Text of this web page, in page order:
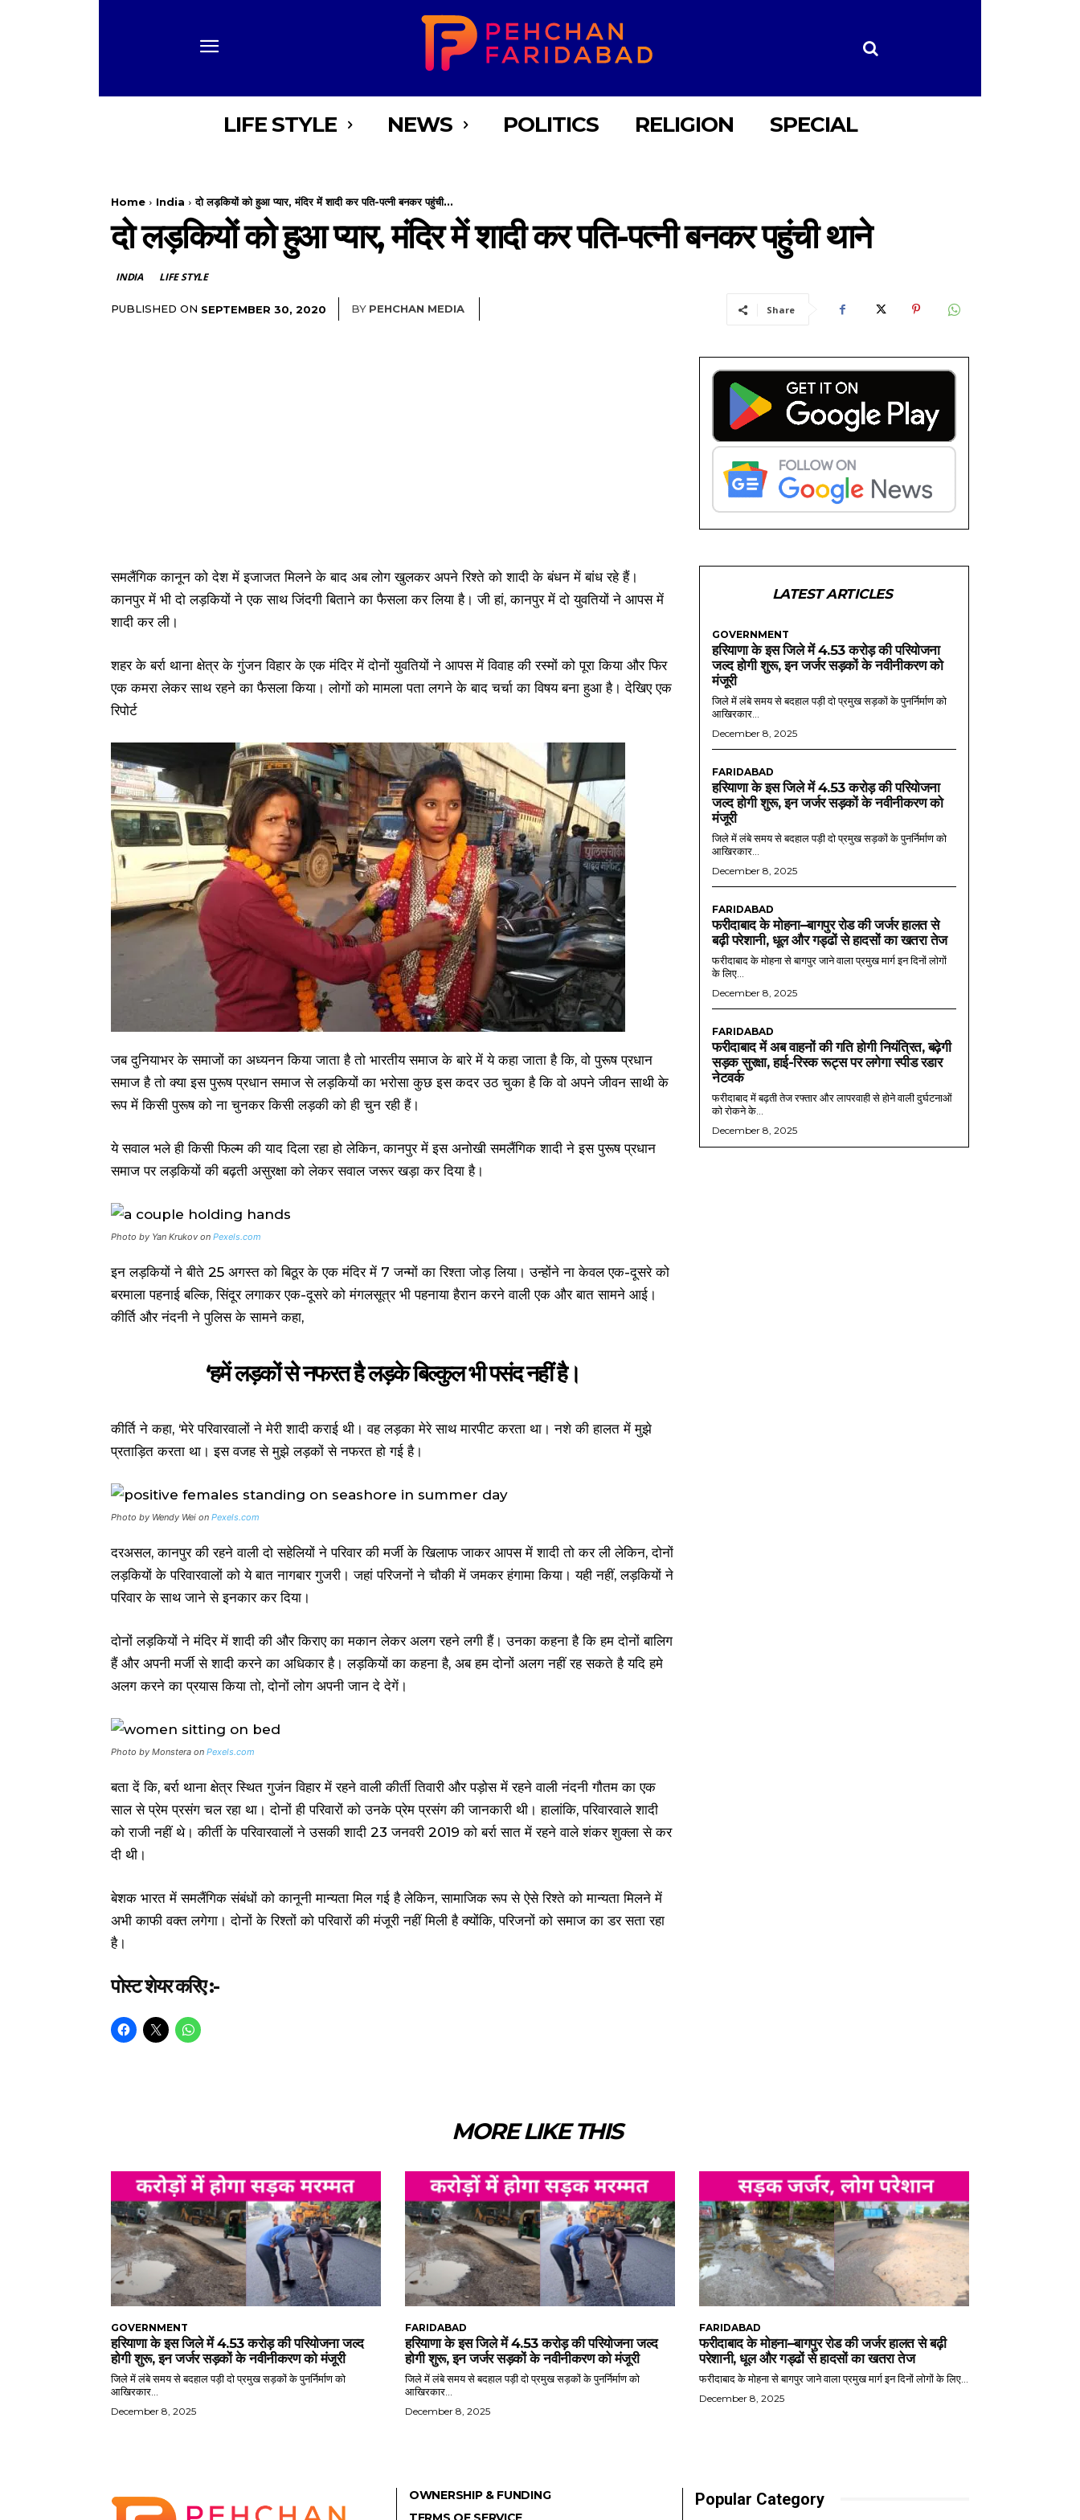
LIFE STYLE NEWS POLITICS RELIGION SPECIAL
Home India दो लड़कियों को हुआ प्यार, मंदिर में शादी कर पति-पत्नी बनकर पहुंची...
दो लड़कियों को हुआ प्यार, मंदिर में शादी कर पति-पत्नी बनकर पहुंची थाने
INDIA LIFE STYLE
PUBLISHED ON SEPTEMBER 30, 2020 BY PEHCHAN MEDIA Share
समलैंगिक कानून को देश में इजाजत मिलने के बाद अब लोग खुलकर अपने रिश्ते को शादी के बंधन में बांध रहे हैं।
कानपुर में भी दो लड़कियों ने एक साथ जिंदगी बिताने का फैसला कर लिया है। जी हां, कानपुर में दो युवतियों ने आपस में
शादी कर ली।
शहर के बर्रा थाना क्षेत्र के गुंजन विहार के एक मंदिर में दोनों युवतियों ने आपस में विवाह की रस्मों को पूरा किया और फिर
एक कमरा लेकर साथ रहने का फैसला किया। लोगों को मामला पता लगने के बाद चर्चा का विषय बना हुआ है। देखिए एक
रिपोर्ट
जब दुनियाभर के समाजों का अध्यनन किया जाता है तो भारतीय समाज के बारे में ये कहा जाता है कि, वो पुरूष प्रधान
समाज है तो क्या इस पुरूष प्रधान समाज से लड़कियों का भरोसा कुछ इस कदर उठ चुका है कि वो अपने जीवन साथी के
रूप में किसी पुरूष को ना चुनकर किसी लड़की को ही चुन रही हैं।
ये सवाल भले ही किसी फिल्म की याद दिला रहा हो लेकिन, कानपुर में इस अनोखी समलैंगिक शादी ने इस पुरूष प्रधान
समाज पर लड़कियों की बढ़ती असुरक्षा को लेकर सवाल जरूर खड़ा कर दिया है।
Photo by Yan Krukov on Pexels.com
इन लड़कियों ने बीते 25 अगस्त को बिठूर के एक मंदिर में 7 जन्मों का रिश्ता जोड़ लिया। उन्होंने ना केवल एक-दूसरे को
बरमाला पहनाई बल्कि, सिंदूर लगाकर एक-दूसरे को मंगलसूत्र भी पहनाया हैरान करने वाली एक और बात सामने आई।
कीर्ति और नंदनी ने पुलिस के सामने कहा,
‘हमें लड़कों से नफरत है लड़के बिल्कुल भी पसंद नहीं है।
कीर्ति ने कहा, ‘मेरे परिवारवालों ने मेरी शादी कराई थी। वह लड़का मेरे साथ मारपीट करता था। नशे की हालत में मुझे
प्रताड़ित करता था। इस वजह से मुझे लड़कों से नफरत हो गई है।
Photo by Wendy Wei on Pexels.com
दरअसल, कानपुर की रहने वाली दो सहेलियों ने परिवार की मर्जी के खिलाफ जाकर आपस में शादी तो कर ली लेकिन, दोनों
लड़कियों के परिवारवालों को ये बात नागबार गुजरी। जहां परिजनों ने चौकी में जमकर हंगामा किया। यही नहीं, लड़कियों ने
परिवार के साथ जाने से इनकार कर दिया।
दोनों लड़कियों ने मंदिर में शादी की और किराए का मकान लेकर अलग रहने लगी हैं। उनका कहना है कि हम दोनों बालिग
हैं और अपनी मर्जी से शादी करने का अधिकार है। लड़कियों का कहना है, अब हम दोनों अलग नहीं रह सकते है यदि हमे
अलग करने का प्रयास किया तो, दोनों लोग अपनी जान दे देगें।
Photo by Monstera on Pexels.com
बता दें कि, बर्रा थाना क्षेत्र स्थित गुजंन विहार में रहने वाली कीर्ती तिवारी और पड़ोस में रहने वाली नंदनी गौतम का एक
साल से प्रेम प्रसंग चल रहा था। दोनों ही परिवारों को उनके प्रेम प्रसंग की जानकारी थी। हालांकि, परिवारवाले शादी
को राजी नहीं थे। कीर्ती के परिवारवालों ने उसकी शादी 23 जनवरी 2019 को बर्रा सात में रहने वाले शंकर शुक्ला से कर
दी थी।
बेशक भारत में समलैंगिक संबंधों को कानूनी मान्यता मिल गई है लेकिन, सामाजिक रूप से ऐसे रिश्ते को मान्यता मिलने में
अभी काफी वक्त लगेगा। दोनों के रिश्तों को परिवारों की मंजूरी नहीं मिली है क्योंकि, परिजनों को समाज का डर सता रहा
है।
पोस्ट शेयर करिए :-
LATEST ARTICLES
GOVERNMENT
हरियाणा के इस जिले में 4.53 करोड़ की परियोजना
जल्द होगी शुरू, इन जर्जर सड़कों के नवीनीकरण को
मंजूरी
जिले में लंबे समय से बदहाल पड़ी दो प्रमुख सड़कों के पुनर्निर्माण को
आखिरकार...
December 8, 2025
FARIDABAD
हरियाणा के इस जिले में 4.53 करोड़ की परियोजना
जल्द होगी शुरू, इन जर्जर सड़कों के नवीनीकरण को
मंजूरी
जिले में लंबे समय से बदहाल पड़ी दो प्रमुख सड़कों के पुनर्निर्माण को
आखिरकार...
December 8, 2025
FARIDABAD
फरीदाबाद के मोहना–बागपुर रोड की जर्जर हालत से
बढ़ी परेशानी, धूल और गड्ढों से हादसों का खतरा तेज
फरीदाबाद के मोहना से बागपुर जाने वाला प्रमुख मार्ग इन दिनों लोगों
के लिए...
December 8, 2025
FARIDABAD
फरीदाबाद में अब वाहनों की गति होगी नियंत्रित, बढ़ेगी
सड़क सुरक्षा, हाई-रिस्क रूट्स पर लगेगा स्पीड रडार
नेटवर्क
फरीदाबाद में बढ़ती तेज रफ्तार और लापरवाही से होने वाली दुर्घटनाओं
को रोकने के...
December 8, 2025
MORE LIKE THIS
GOVERNMENT
हरियाणा के इस जिले में 4.53 करोड़ की परियोजना जल्द
होगी शुरू, इन जर्जर सड़कों के नवीनीकरण को मंजूरी
जिले में लंबे समय से बदहाल पड़ी दो प्रमुख सड़कों के पुनर्निर्माण को
आखिरकार...
December 8, 2025
FARIDABAD
हरियाणा के इस जिले में 4.53 करोड़ की परियोजना जल्द
होगी शुरू, इन जर्जर सड़कों के नवीनीकरण को मंजूरी
जिले में लंबे समय से बदहाल पड़ी दो प्रमुख सड़कों के पुनर्निर्माण को
आखिरकार...
December 8, 2025
FARIDABAD
फरीदाबाद के मोहना–बागपुर रोड की जर्जर हालत से बढ़ी
परेशानी, धूल और गड्ढों से हादसों का खतरा तेज
फरीदाबाद के मोहना से बागपुर जाने वाला प्रमुख मार्ग इन दिनों लोगों के लिए...
December 8, 2025
OWNERSHIP & FUNDING
Popular Category